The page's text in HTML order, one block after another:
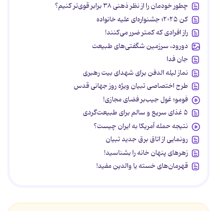
چطور خودمان را از نظر ذهنی ۳۸ برابر قوی‌تر کنیم؟
کن ۲۰۲۵؛ جشنواره‌ای علیه خانواده
راز افرادی که کمتر ضرر می‌کنند!
دورود، سرزمین شگفتی‌های طبیعت
جان فدا
نماز لیله الدفن برای شهدای بیت رهبری
طرح اختصاصی تبیان ویژه روز جهانی قدس
فومو؛ غول جیب‌بر فضای مجازی!
۵ غذای سریع و سالم برای طبیعت‌گردی
نتیجه حمله آمریکا به ایران چیست؟
رونمایی از اتاق برق جدید تبیان
زهرهای پنهان خانه را بشناسید!
قهرمان‌های خسته یا والدین مفید!